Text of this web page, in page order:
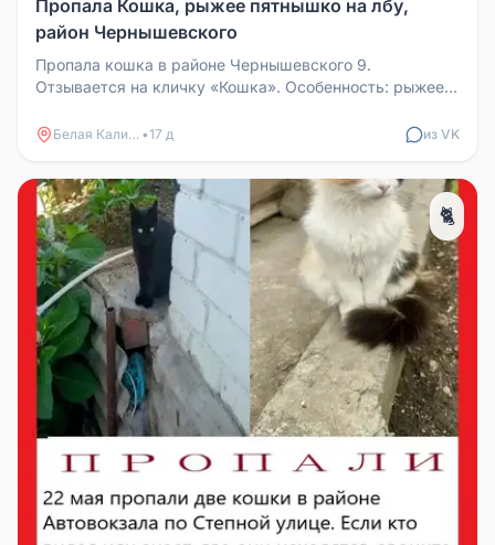
Пропала Кошка, рыжее пятнышко на лбу,
район Чернышевского
Пропала кошка в районе Чернышевского 9.
Отзывается на кличку «Кошка». Особенность: рыжее
Белая Калитва •17 д из VK
🐈